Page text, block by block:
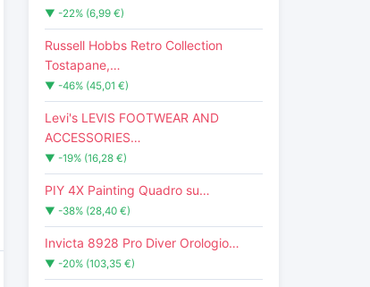
▼ -22% (6,99 €)
Russell Hobbs Retro Collection
Tostapane,…
▼ -46% (45,01 €)
Levi's LEVIS FOOTWEAR AND
ACCESSORIES…
▼ -19% (16,28 €)
PIY 4X Painting Quadro su…
▼ -38% (28,40 €)
Invicta 8928 Pro Diver Orologio…
▼ -20% (103,35 €)